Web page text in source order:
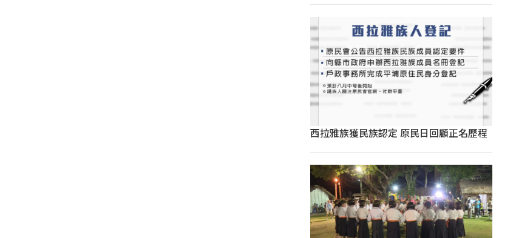
西拉雅族獲民族認定 原民日回顧正名歷程